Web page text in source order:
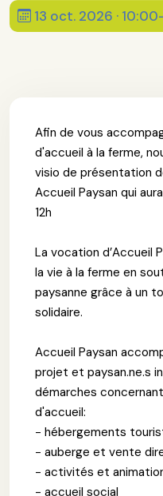
13 oct. 2026 ·
Afin de vous
d'accueil à la ferme,
visio de présentation
Accueil Paysan qui
12h
La vocation d’Accueil
la vie à la ferme en
paysanne grâce à un
solidaire.
Accueil Paysan
projet et paysan.ne.s
démarches
d'accueil:
- hébergements
- auberge et vente
- activités et
- accueil social